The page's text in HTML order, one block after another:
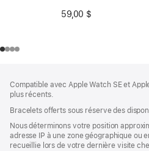
59,00 $
de
page
de
bas
de
page
Compatible avec Apple Watch SE et
plus récents.
Bracelets offerts sous réserve des
Nous déterminons votre position
adresse IP à une zone géographique ou
recueillie lors de votre dernière visite